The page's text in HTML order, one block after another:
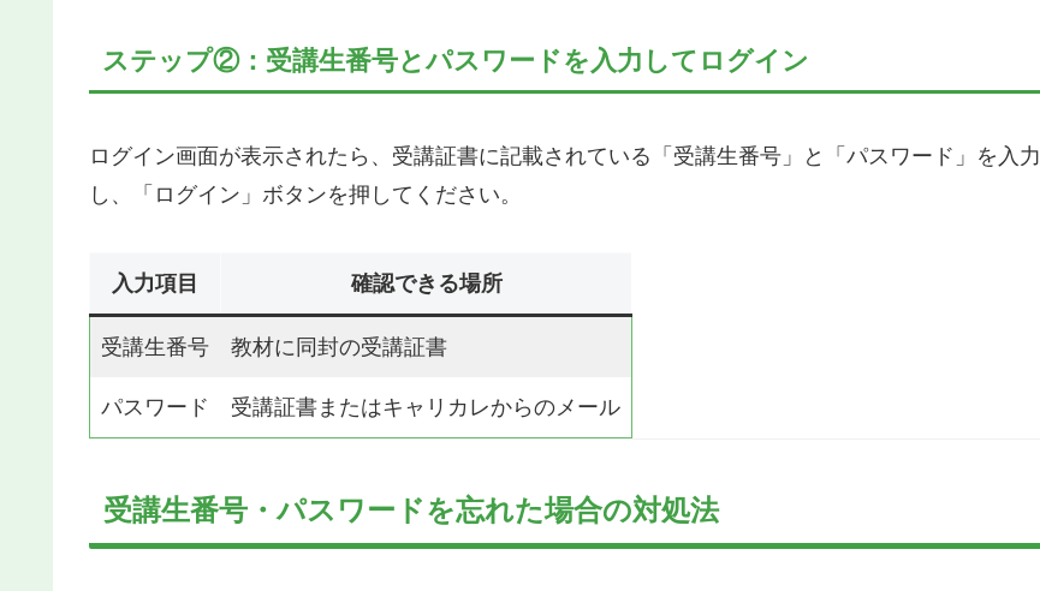
ステップ②：受講生番号とパスワードを入力してログイン
ログイン画面が表示されたら、受講証書に記載されている「受講生番号」と「パスワード」を入力
し、「ログイン」ボタンを押してください。
入力項目 確認できる場所
受講生番号 教材に同封の受講証書
パスワード 受講証書またはキャリカレからのメール
受講生番号・パスワードを忘れた場合の対処法